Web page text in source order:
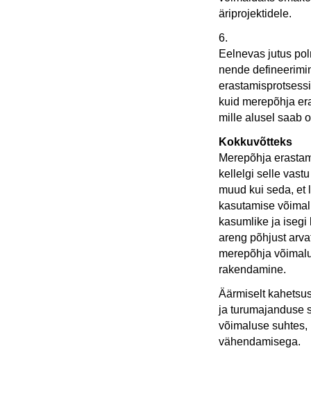
äriprojektidele.
6.
Eelnevas jutus
nende
kuid merepõhja
mille alusel saab
Kokkuvõtteks
Merepõhja
kellelgi selle
muud kui seda, et
kasutamise
kasumlike ja
areng põhjust
merepõhja
rakendamine.
Äärmiselt
ja turumajanduse
võimaluse
vähendamisega.